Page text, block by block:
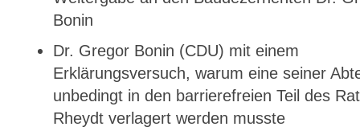
Bonin
Dr. Gregor Bonin (CDU) mit einem
Erklärungsversuch, warum eine seiner
unbedingt in den barrierefreien Teil des
Rheydt verlagert werden musste